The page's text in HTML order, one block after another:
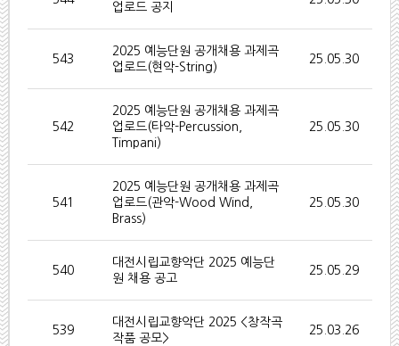
업로드 공지
543
2025 예능단원 공개채용 과제곡
업로드(현악-String)
25.05.30
542
2025 예능단원 공개채용 과제곡
업로드(타악-Percussion,
Timpani)
25.05.30
541
2025 예능단원 공개채용 과제곡
업로드(관악-Wood Wind,
Brass)
25.05.30
540
대전시립교향악단 2025 예능단
원 채용 공고
25.05.29
539
대전시립교향악단 2025 <창작곡
작품 공모>
25.03.26